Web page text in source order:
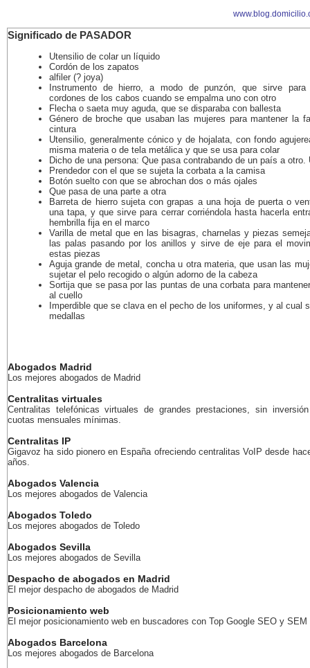
Significado de PASADOR
Utensilio de colar un líquido
Cordón de los zapatos
alfiler (? joya)
Instrumento de hierro, a modo de punzón, que sirve
cordones de los cabos cuando se empalma uno con otro
Flecha o saeta muy aguda, que se disparaba con ballesta
Género de broche que usaban las mujeres para mantener la
cintura
Utensilio, generalmente cónico y de hojalata, con fondo
misma materia o de tela metálica y que se usa para colar
Dicho de una persona: Que pasa contrabando de un país a
Prendedor con el que se sujeta la corbata a la camisa
Botón suelto con que se abrochan dos o más ojales
Que pasa de una parte a otra
Barreta de hierro sujeta con grapas a una hoja de puerta o
una tapa, y que sirve para cerrar corriéndola hasta hacerla
hembrilla fija en el marco
Varilla de metal que en las bisagras, charnelas y piezas
las palas pasando por los anillos y sirve de eje para el
estas piezas
Aguja grande de metal, concha u otra materia, que usan las
sujetar el pelo recogido o algún adorno de la cabeza
Sortija que se pasa por las puntas de una corbata para
al cuello
Imperdible que se clava en el pecho de los uniformes, y al cual
medallas
Abogados Madrid
Los mejores abogados de Madrid
Centralitas virtuales
Centralitas telefónicas virtuales de grandes prestaciones, sin
cuotas mensuales mínimas.
Centralitas IP
Gigavoz ha sido pionero en España ofreciendo centralitas VoIP desde
años.
Abogados Valencia
Los mejores abogados de Valencia
Abogados Toledo
Los mejores abogados de Toledo
Abogados Sevilla
Los mejores abogados de Sevilla
Despacho de abogados en Madrid
El mejor despacho de abogados de Madrid
Posicionamiento web
El mejor posicionamiento web en buscadores con Top Google SEO y SEM
Abogados Barcelona
Los mejores abogados de Barcelona